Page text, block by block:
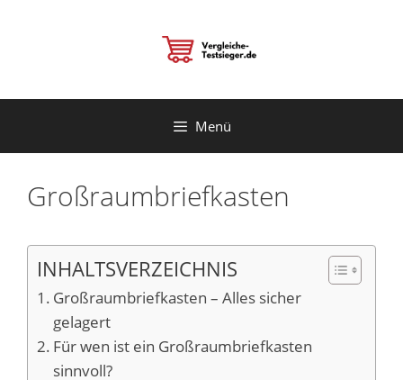
Menü
Großraumbriefkasten
INHALTSVERZEICHNIS
Großraumbriefkasten – Alles sicher
gelagert
Für wen ist ein Großraumbriefkasten
sinnvoll?